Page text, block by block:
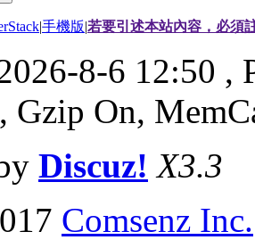
|手機版|若要引述本站內容，必須
8-6 12:50 ,
Gzip On,
Discuz! X3.3
Comsenz Inc.